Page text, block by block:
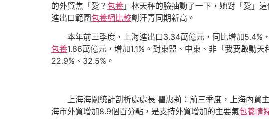
的外貿焦「愛？ 包養 」林天秤的臉抽動了一下，她對「愛」
進出口範圍包養網比較創汗青同期新高。
本年前三季度，上海進出口3.34萬億元，同比增加5.4%
包養1.86萬億元，增加1.1%。對東盟、中東、非「我要啟動
22.9%、32.5%。
上海海關統計剖析處處長 瞿惠莉：前三季度，上海內貿
海市外貿增加8.9個百分點，是支持外貿增加的主要氣包養情